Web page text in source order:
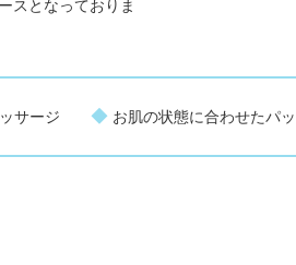
スとなっておりま
ッサージ ◆ お肌の状態に合わせたパ